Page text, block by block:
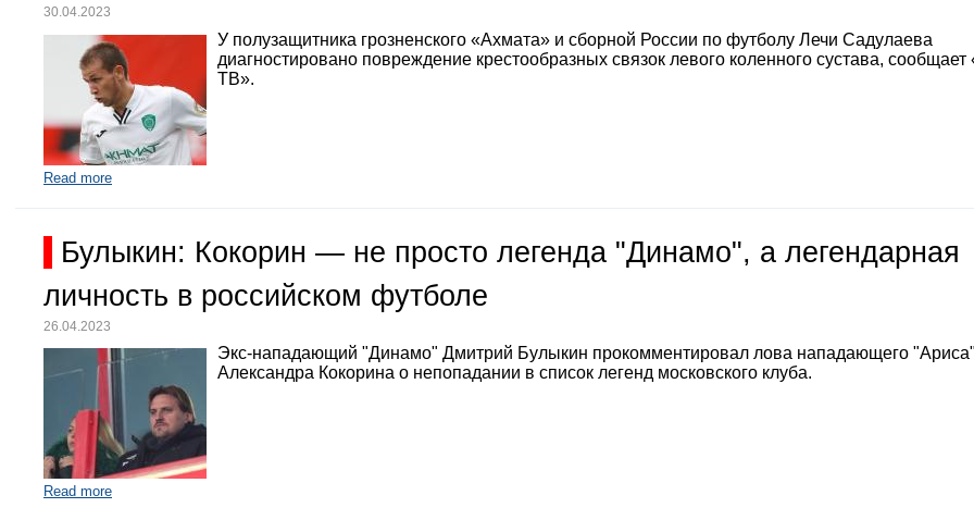
30.04.2023
У полузащитника грозненского «Ахмата» и сборной России по футболу Лечи Садулаева
диагностировано повреждение крестообразных связок левого коленного сустава, сообщает
ТВ».
Read more
Булыкин: Кокорин — не просто легенда "Динамо", а легендарная
личность в российском футболе
26.04.2023
Экс-нападающий "Динамо" Дмитрий Булыкин прокомментировал лова нападающего "Ариса"
Александра Кокорина о непопадании в список легенд московского клуба.
Read more